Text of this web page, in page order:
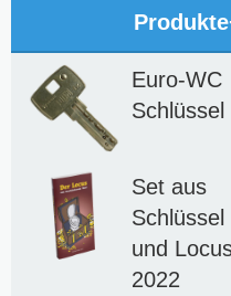
Euro-WC
Schlüssel
Set aus
Schlüssel
und
2022